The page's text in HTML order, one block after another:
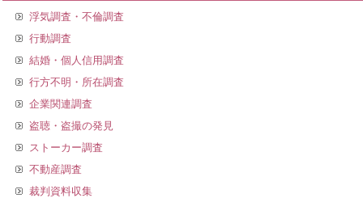
浮気調査・不倫調査
行動調査
結婚・個人信用調査
行方不明・所在調査
企業関連調査
盗聴・盗撮の発見
ストーカー調査
不動産調査
裁判資料収集